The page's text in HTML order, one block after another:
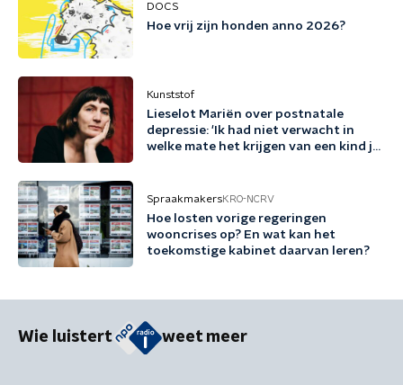
DOCS
Hoe vrij zijn honden anno 2026?
Kunststof
Lieselot Mariën over postnatale
depressie: 'Ik had niet verwacht in
welke mate het krijgen van een kind je
SpraakmakersKRO-NCRV
Hoe losten vorige regeringen
wooncrises op? En wat kan het
toekomstige kabinet daarvan leren?
Wie luistert weet meer